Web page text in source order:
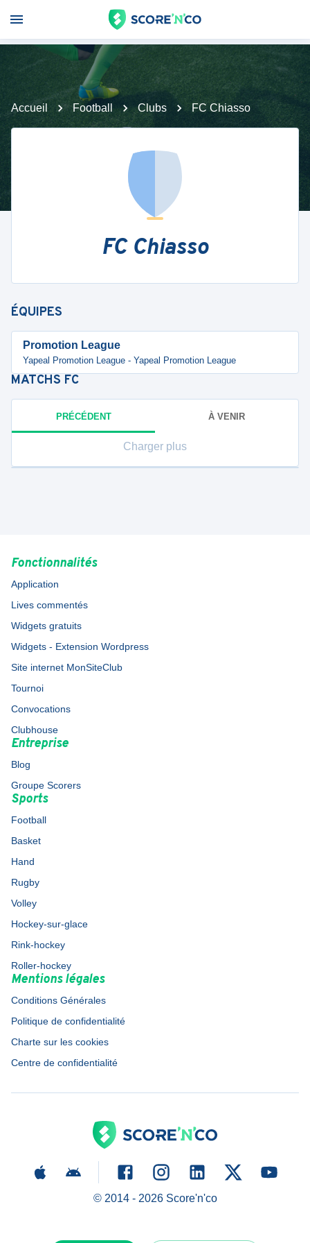
Accueil Football Clubs FC Chiasso
FC Chiasso
ÉQUIPES
Promotion League
Yapeal Promotion League - Yapeal Promotion League
MATCHS FC
PRÉCÉDENT À VENIR
Charger plus
Fonctionnalités
Application
Lives commentés
Widgets gratuits
Widgets - Extension Wordpress
Site internet MonSiteClub
Tournoi
Convocations
Clubhouse
Entreprise
Blog
Groupe Scorers
Sports
Football
Basket
Hand
Rugby
Volley
Hockey-sur-glace
Rink-hockey
Roller-hockey
Mentions légales
Conditions Générales
Politique de confidentialité
Charte sur les cookies
Centre de confidentialité
© 2014 - 2026Score'n'co